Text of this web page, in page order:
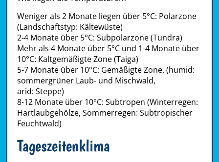
Weniger als 2 Monate liegen über 5°C: Polarzone
(Landschaftstyp: Kältewüste)
2-4 Monate über 5°C: Subpolarzone (Tundra)
Mehr als 4 Monate über 5°C und 1-4 Monate über
10°C: Kaltgemäßigte Zone (Taiga)
5-7 Monate über 10°C: Gemäßigte Zone. (humid:
sommergrüner Laub- und Mischwald,
arid: Steppe)
8-12 Monate über 10°C: Subtropen (Winterregen:
Hartlaubgehölze, Sommerregen: Subtropischer
Feuchtwald)
Tageszeitenklima